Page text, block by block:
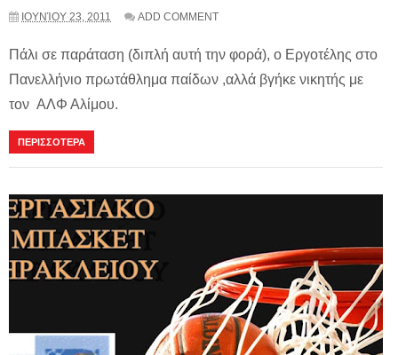
ΙΟΥΝΊΟΥ 23, 2011 ADD COMMENT
Πάλι σε παράταση (διπλή αυτή την φορά), ο Εργοτέλης στο
Πανελλήνιο πρωτάθλημα παίδων ,αλλά βγήκε νικητής με
τον ΑΛΦ Αλίμου.
ΠΕΡΙΣΣΟΤΕΡΑ